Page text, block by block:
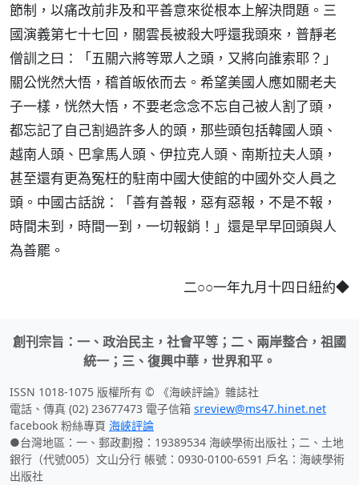
節制，以痛改前非及和平善意來從根本上解決問題。三
國演義第七十七回，關雲長被殺大呼還我頭來，普靜老
僧訓之曰：「五關六將等眾人之頭，又將向誰索耶？」
關公恍然大悟，稽首皈依而去。希望美國人應如關老夫
子一樣，恍然大悟，不要老念念不忘自己被人割了頭，
都忘記了自己割過許多人的頭，那些頭包括韓國人頭、
越南人頭、巴拿馬人頭、伊拉克人頭、南斯拉夫人頭，
甚至還有更為冤枉的駐南中國大使館的中國外交人員之
頭。中國古話說：「善有善報，惡有惡報，不是不報，
時間未到，時間一到，一切報銷！」還是早早回頭與人
為善罷。
二○○一年九月十四日紐約◆
創刊宗旨：一、政治民主，社會平等；二、兩岸整合，祖國
統一；三、復興中華，世界和平。
ISSN 1018-1075 版權所有 © 《海峽評論》雜誌社
電話、傳真 (02) 23677473 電子信箱 sreview@ms47.hinet.net
facebook 粉絲專頁 海峽評論
●台灣地區：一、郵政劃撥：19389534 海峽學術出版社；二、土地
銀行（代號005）文山分行 帳號：0930-0100-6591 戶名：海峽學術
出版社